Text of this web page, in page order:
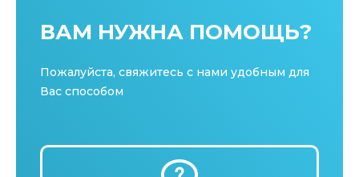
ВАМ НУЖНА ПОМОЩЬ?
Пожалуйста, свяжитесь с нами удобным для
Вас способом